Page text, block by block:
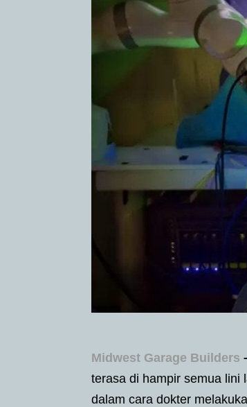
Midwest Garage Builders
terasa di hampir semua lini
dalam cara dokter